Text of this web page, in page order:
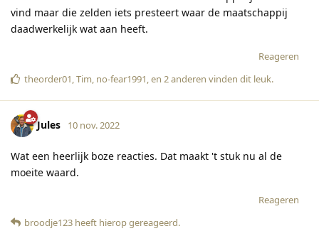
vind maar die zelden iets presteert waar de maatschappij
daadwerkelijk wat aan heeft.
Reageren
theorder01,Tim, no-fear1991, en 2anderen vinden dit leuk.
Jules 10 nov. 2022
Wat een heerlijk boze reacties. Dat maakt 't stuk nu al de
moeite waard.
Reageren
broodje123 heeft hierop gereageerd.